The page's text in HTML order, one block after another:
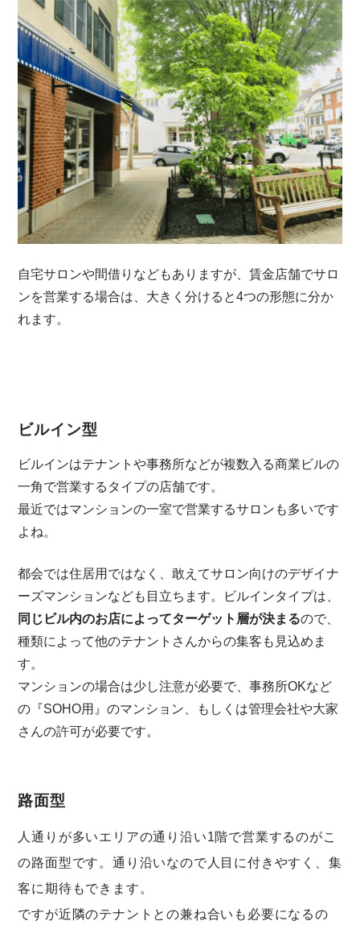
自宅サロンや間借りなどもありますが、賃金店舗でサロ
ンを営業する場合は、大きく分けると4つの形態に分か
れます。
ビルイン型
ビルインはテナントや事務所などが複数入る商業ビルの
一角で営業するタイプの店舗です。
最近ではマンションの一室で営業するサロンも多いです
よね。
都会では住居用ではなく、敢えてサロン向けのデザイナ
ーズマンションなども目立ちます。ビルインタイプは、
同じビル内のお店によってターゲット層が決まるので、
種類によって他のテナントさんからの集客も見込めま
す。
マンションの場合は少し注意が必要で、事務所OKなど
の『SOHO用』のマンション、もしくは管理会社や大家
さんの許可が必要です。
路面型
人通りが多いエリアの通り沿い1階で営業するのがこ
の路面型です。通り沿いなので人目に付きやすく、集
客に期待もできます。
ですが近隣のテナントとの兼ね合いも必要になるの